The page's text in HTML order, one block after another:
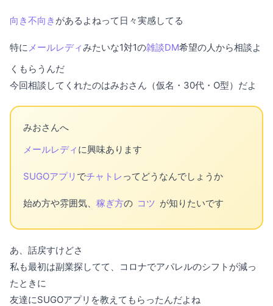
向き不向き があるよねって日々実感してる
特に メールレディみたいな1対1の雑談DM希望の人から相談よ
くもらうんだ
今回相談してくれたのはみおさん（仮名・30代・O型）だよ
みおさんへ
メールレディ に興味あります
SUGOアプリ でチャトレ ってどうなんでしょうか
始め方や雰囲気、 稼ぎ方の コツ が知りたいです
あ、話戻すけどさ
私も最初は副業探してて、コロナでアパレルのシフトが減っ
たときに
友達にSUGOアプリを教えてもらったんだよね